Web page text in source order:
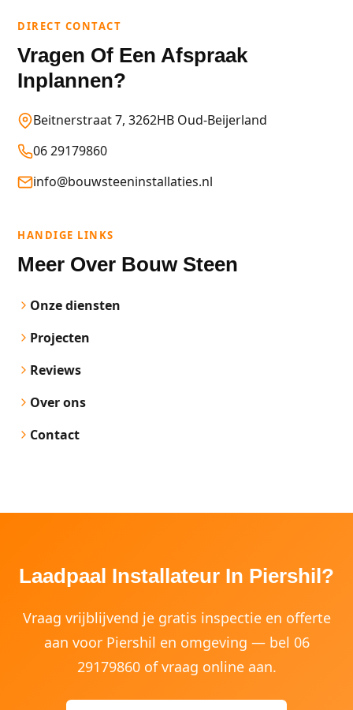
DIRECT CONTACT
Vragen Of Een Afspraak
Inplannen?
Beitnerstraat 7, 3262HB Oud-Beijerland
06 29179860
info@bouwsteeninstallaties.nl
HANDIGE LINKS
Meer Over Bouw Steen
Onze diensten
Projecten
Reviews
Over ons
Contact
Laadpaal Installateur In Piershil?
Vraag vrijblijvend je gratis inspectie en offerte
aan voor Piershil en omgeving — bel 06
29179860 of vraag online aan.